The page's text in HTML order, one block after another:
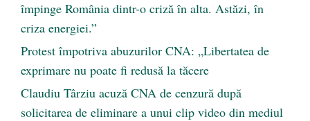
împinge România dintr-o criză în alta. Astăzi, în
criza energiei.”
Protest împotriva abuzurilor CNA: „Libertatea de
exprimare nu poate fi redusă la tăcere
Claudiu Târziu acuză CNA de cenzură după
solicitarea de eliminare a unui clip video din mediul